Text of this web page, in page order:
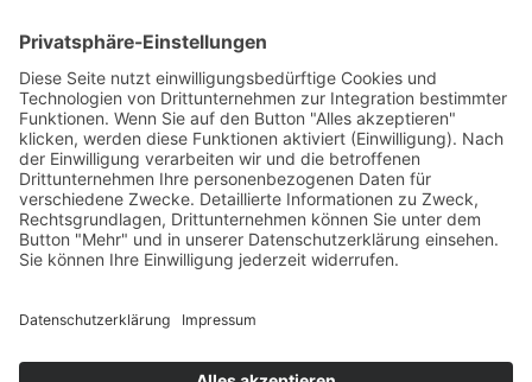
Die Liebe der Mascha
Kaléko
von Charlotte Roth – Herausgeber : ‎ Droemer HC; 1.
ISBN-10 : ‎ 3426282798, ISBN-13 ‏: ‎ 978-3426282793